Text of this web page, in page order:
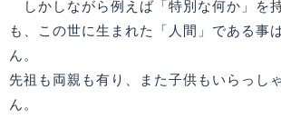
しかしながら例えば「特別な何か」を
も、この世に生まれた「人間」である事
ん。
先祖も両親も有り、また子供もいらっし
ん。